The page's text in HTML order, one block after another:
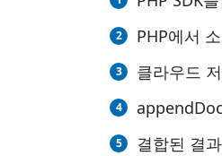
PHP에서
클라우드
결합된 결